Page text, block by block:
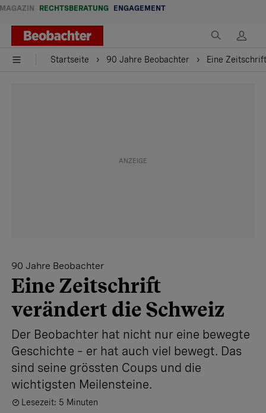
MAGAZIN RECHTSBERATUNG ENGAGEMENT
Startseite 90 Jahre Beobachter Eine
90 Jahre Beobachter
Eine Zeitschrift
verändert die Schweiz
Der Beobachter hat nicht nur eine bewegte
Geschichte – er hat auch viel bewegt. Das
sind seine grössten Coups und die
wichtigsten Meilensteine.
Lesezeit: 5 Minuten